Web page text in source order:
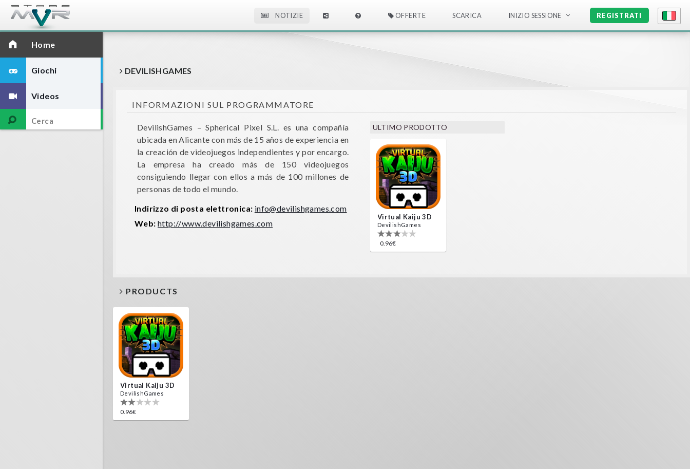
NOTIZIE OFFERTE SCARICA INIZIO SESSIONE REGISTRATI
Home
Giochi
Videos
DEVILISHGAMES
INFORMAZIONI SUL PROGRAMMATORE
DevilishGames – Spherical Pixel S.L. es una compañía
ubicada en Alicante con más de 15 años de experiencia en
la creación de videojuegos independientes y por encargo.
La empresa ha creado más de 150 videojuegos
consiguiendo llegar con ellos a más de 100 millones de
personas de todo el mundo.
Indirizzo di posta elettronica: info@devilishgames.com
Web: http://www.devilishgames.com
ULTIMO PRODOTTO
Virtual Kaiju 3D
DevilishGames
0.96€
PRODUCTS
Virtual Kaiju 3D
DevilishGames
0.96€